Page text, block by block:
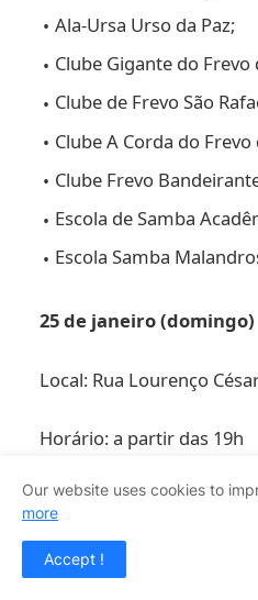
Ala-Ursa Urso da Paz;
Clube Gigante do Frevo
Clube de Frevo São
Clube A Corda do Frevo
Clube Frevo
Escola de Samba
Escola Samba
25 de janeiro (domingo)
Local: Rua Lourenço
Horário: a partir das 19h
Tribo Indígena Pataxós;
Tribo Indígena Piragibe;
Tribo Indígena Tabajaras;
Our website uses cookies to
more
Accept !